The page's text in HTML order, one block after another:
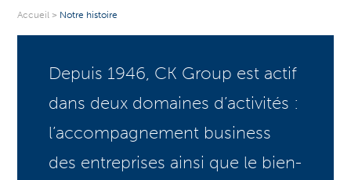
Accueil > Notre histoire
Depuis 1946, CK Group est actif
dans deux domaines d’activités :
l’accompagnement business
des entreprises ainsi que le bien-